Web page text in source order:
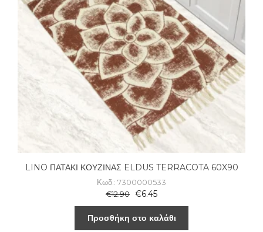
LINO ΠΑΤΑΚΙ ΚΟΥΖΙΝΑΣ ELDUS TERRACOTA 60X90
Κωδ.: 7300000533
€12.90 €6.45
Προσθήκη στο καλάθι